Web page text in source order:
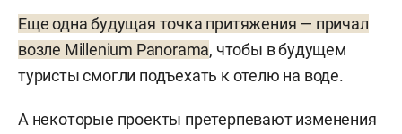
Дербышек, Борисоглебского, у трассы М7,
Щербаково и Савиновского парка на Казанке.
Концепция предполагает развитие водных
видов спорта: модернизацию детской парусной
Еще одна будущая точка притяжения — причал
возле Millenium Panorama, чтобы в будущем
туристы смогли подъехать к отелю на воде.
А некоторые проекты претерпевают изменения